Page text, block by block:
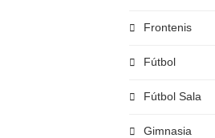
Frontenis
Fútbol
Fútbol Sala
Gimnasia